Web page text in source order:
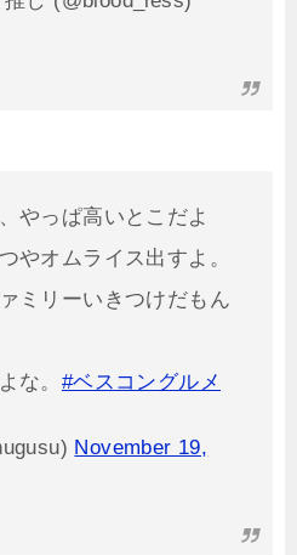
やっぱ高いとこだよ
やオムライス出すよ。
ミリーいきつけだもん
な。 #ベスコングルメ
November 19,